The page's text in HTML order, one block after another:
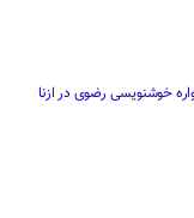
خوشنویسی رضوی در ازنا